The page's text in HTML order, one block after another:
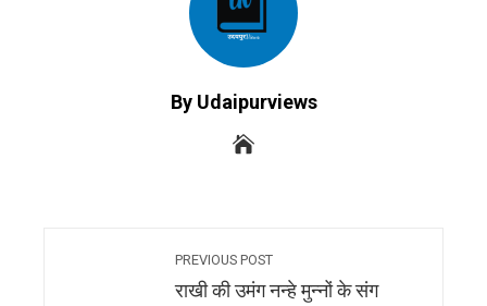
By Udaipurviews
PREVIOUS POST
राखी की उमंग नन्हे मुन्नों के संग